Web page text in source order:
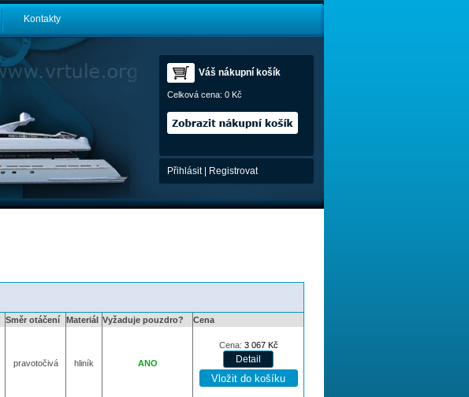
Kontakty
Váš nákupní košík
Celková cena: 0 Kč
Přihlásit| Registrovat
Směr otáčení Materiál Vyžaduje pouzdro? Cena
pravotočivá hliník ANO
Cena: 3 067 Kč